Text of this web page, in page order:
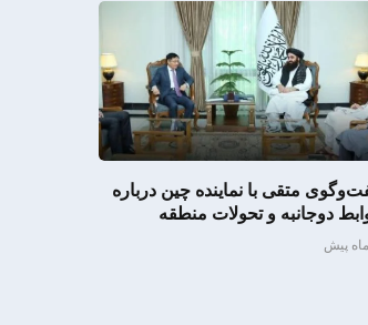
متقی با نماینده چین درباره
دوجانبه و تحولات منطقه